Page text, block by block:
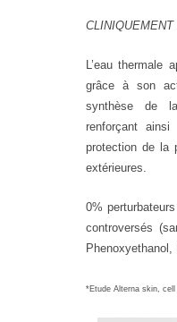
L’eau thermale
grâce à son
synthèse de
renforçant
protection de la
extérieures.
0%
controversés
Phenoxyethanol,
*Etude Alterna skin,